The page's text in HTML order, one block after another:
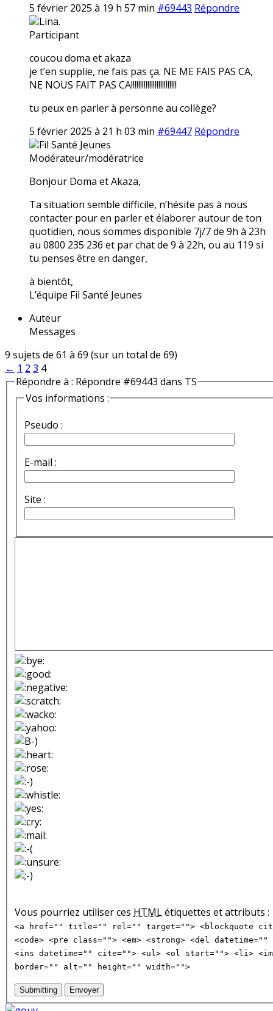
5 février 2025 à 19 h 57 min #69443 Répondre
Lina.
Participant
coucou doma et akaza
je t’en supplie, ne fais pas ça. NE ME FAIS PAS CA,
NE NOUS FAIT PAS CA!!!!!!!!!!!!!!!!!!!!!!!!!
tu peux en parler à personne au collège?
5 février 2025 à 21 h 03 min #69447 Répondre
Fil Santé Jeunes
Modérateur/modératrice
Bonjour Doma et Akaza,
Ta situation semble difficile, n’hésite pas à nous
contacter pour en parler et élaborer autour de ton
quotidien, nous sommes disponible 7j/7 de 9h à 23h
au 0800 235 236 et par chat de 9 à 22h, ou au 119 si
tu penses être en danger,
à bientôt,
L’équipe Fil Santé Jeunes
Auteur
Messages
9 sujets de 61 à 69 (sur un total de 69)
← 1 2 3 4
Répondre à : Répondre #69443 dans TS
Vos informations :
Pseudo :
E-mail :
Site :
Vous pourriez utiliser ces HTMLétiquettes et attributs :
<a href="" title="" rel="" target=""> <blockquote
<code> <pre class=""> <em> <strong> <del
<ins datetime="" cite=""> <ul> <ol start=""> <li>
border="" alt="" height="" width="">
Submitting Envoyer